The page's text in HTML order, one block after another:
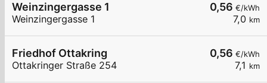
0,56 €/kWh
7,0 km
Weinzingergasse 1
Weinzingergasse 1
0,56 €/kWh
7,1 km
Friedhof Ottakring
Ottakringer Straße 254